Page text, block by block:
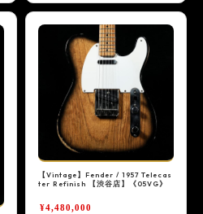
【Vintage】Fender / 1957 Telecas
ter Refinish 【渋谷店】《05VG》
¥4,480,000